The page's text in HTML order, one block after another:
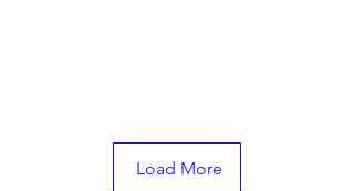
Load More